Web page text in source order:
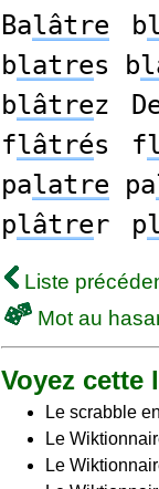
Balâtre b
blatres b
blâtrez
flâtrés f
palatre pa
plâtrer p
Liste
Mot au
Voyez cette
Le scrabble
Le
Le